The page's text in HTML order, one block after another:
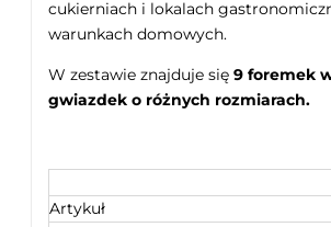
cukierniach i lokalach
warunkach domowych.
W zestawie znajduje się 9 foremek
gwiazdek o różnych rozmiarach.
Artykuł